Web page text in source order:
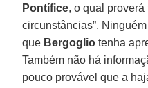
Pontífice, o qual
circunstâncias”.
que Bergogliotenha
Também não há
pouco provável que a